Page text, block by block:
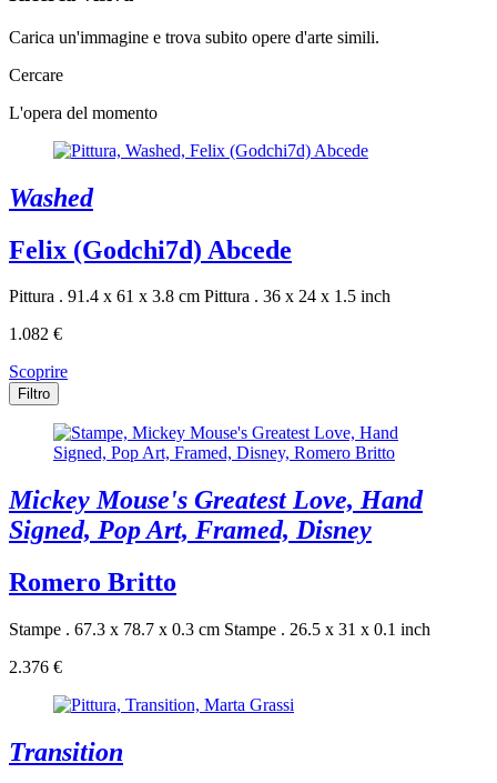
Carica un'immagine e trova subito opere d'arte simili.
Cercare
L'opera del momento
Washed
Felix (Godchi7d) Abcede
Pittura . 91.4 x 61 x 3.8 cm Pittura . 36 x 24 x 1.5 inch
1.082 €
Scoprire
Filtro
Mickey Mouse's Greatest Love, Hand
Signed, Pop Art, Framed, Disney
Romero Britto
Stampe . 67.3 x 78.7 x 0.3 cm Stampe . 26.5 x 31 x 0.1 inch
2.376 €
Transition